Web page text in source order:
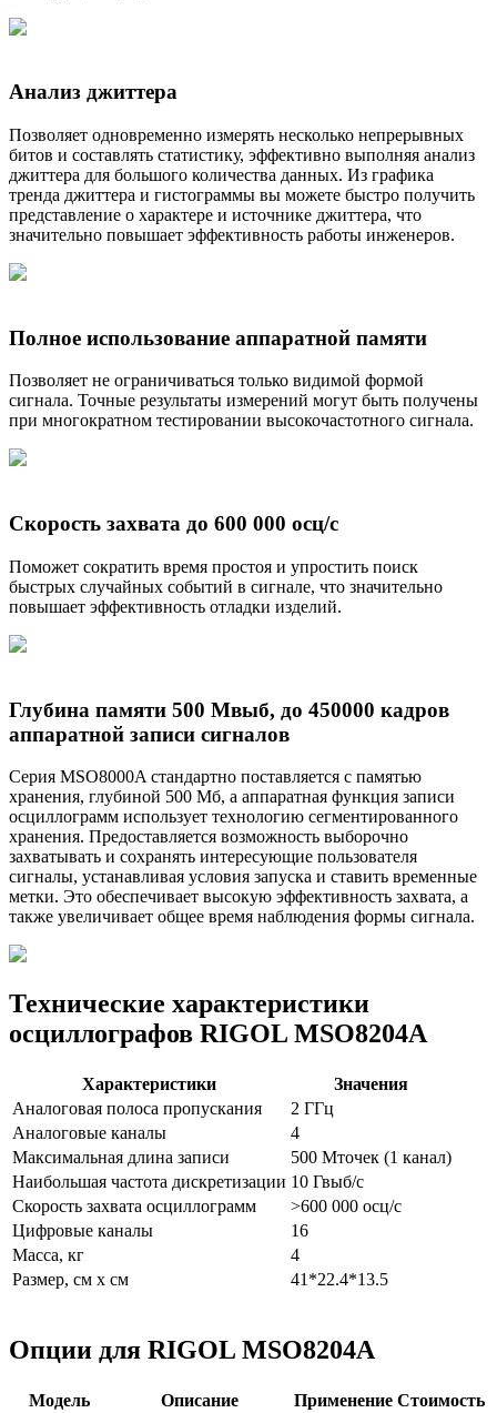
Анализ джиттера
Позволяет одновременно измерять несколько непрерывных
битов и составлять статистику, эффективно выполняя анализ
джиттера для большого количества данных. Из графика
тренда джиттера и гистограммы вы можете быстро получить
представление о характере и источнике джиттера, что
значительно повышает эффективность работы инженеров.
Полное использование аппаратной памяти
Позволяет не ограничиваться только видимой формой
сигнала. Точные результаты измерений могут быть получены
при многократном тестировании высокочастотного сигнала.
Скорость захвата до 600 000 осц/с
Поможет сократить время простоя и упростить поиск
быстрых случайных событий в сигнале, что значительно
повышает эффективность отладки изделий.
Глубина памяти 500 Mвыб, до 450000 кадров
аппаратной записи сигналов
Cерия MSO8000A стандартно поставляется с памятью
хранения, глубиной 500 Мб, а аппаратная функция записи
осциллограмм использует технологию сегментированного
хранения. Предоставляется возможность выборочно
захватывать и сохранять интересующие пользователя
сигналы, устанавливая условия запуска и ставить временные
метки. Это обеспечивает высокую эффективность захвата, а
также увеличивает общее время наблюдения формы сигнала.
Технические характеристики
осциллографов RIGOL MSO8204A
Характеристики
Значения
Аналоговая полоса пропускания
2 ГГц
Аналоговые каналы
4
Максимальная длина записи
500 Мточек (1 канал)
Наибольшая частота дискретизации 10 Гвыб/с
Скорость захвата осциллограмм
>600 000 осц/с
Цифровые каналы
16
Масса, кг
4
Размер, см х см
41*22.4*13.5
Опции для RIGOL MSO8204A
Модель Описание Применение Стоимость